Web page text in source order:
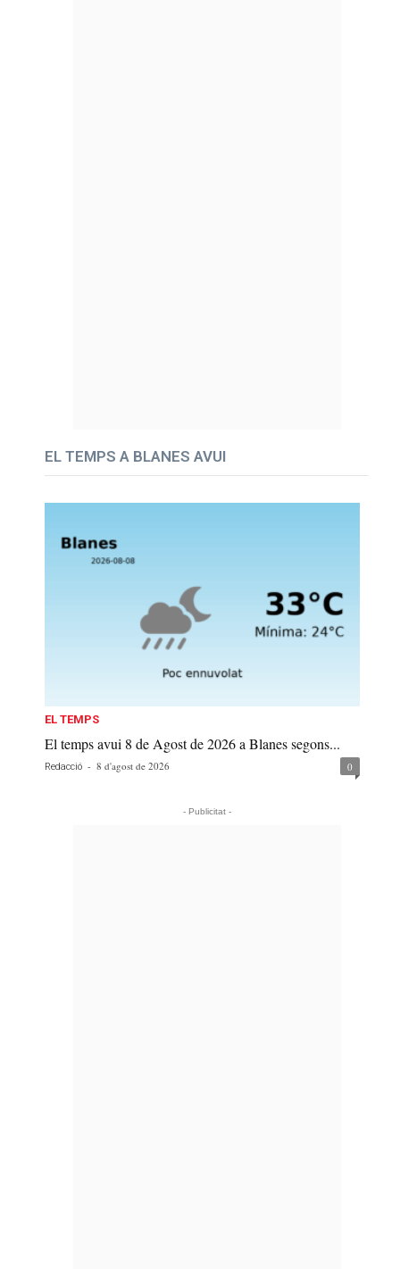
EL TEMPS A BLANES AVUI
EL TEMPS
El temps avui 8 de Agost de 2026 a Blanes segons...
Redacció - 8 d'agost de 2026 0
- Publicitat -